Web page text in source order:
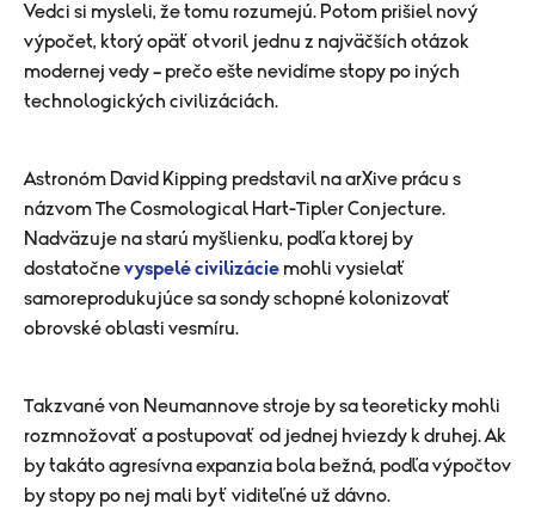
Vedci si mysleli, že tomu rozumejú. Potom prišiel nový
výpočet, ktorý opäť otvoril jednu z najväčších otázok
modernej vedy – prečo ešte nevidíme stopy po iných
technologických civilizáciách.
Astronóm David Kipping predstavil na arXive prácu s
názvom The Cosmological Hart-Tipler Conjecture.
Nadväzuje na starú myšlienku, podľa ktorej by
dostatočnevyspelé civilizácie mohli vysielať
samoreprodukujúce sa sondy schopné kolonizovať
obrovské oblasti vesmíru.
Takzvané von Neumannove stroje by sa teoreticky mohli
rozmnožovať a postupovať od jednej hviezdy k druhej. Ak
by takáto agresívna expanzia bola bežná, podľa výpočtov
by stopy po nej mali byť viditeľné už dávno.